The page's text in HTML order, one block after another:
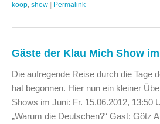
koop show | Permalink
Gäste der Klau Mich Show
Die aufregende Reise durch die Tage
hat begonnen. Hier nun ein kleiner
Shows im Juni: Fr. 15.06.2012, 13:50
„Warum die Deutschen?“ Gast: Götz